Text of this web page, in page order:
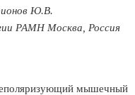
Ю.В.
РАМН Москва, Россия
мышечный